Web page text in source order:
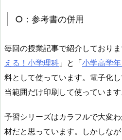
○：参考書の併用
毎回の授業記事で紹介しており
える！小学理科 」と「小学高学
料として使っています。電子化
当範囲だけ印刷して使っています
予習シリーズはカラフルで大変
材だと思っています。しかしなが